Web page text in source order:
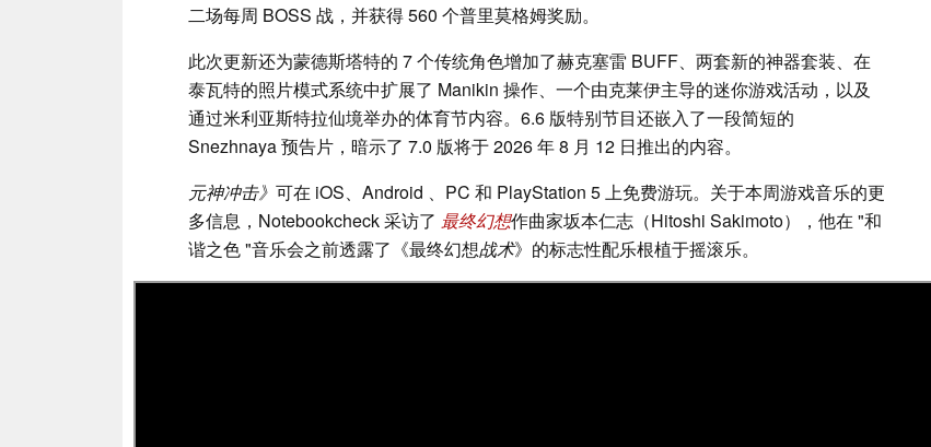
二场每周 BOSS 战，并获得 560 个普里莫格姆奖励。
此次更新还为蒙德斯塔特的 7 个传统角色增加了赫克塞雷 BUFF、两套新的神器套装、在
泰瓦特的照片模式系统中扩展了 Manikin 操作、一个由克莱伊主导的迷你游戏活动，以及
通过米利亚斯特拉仙境举办的体育节内容。6.6 版特别节目还嵌入了一段简短的
Snezhnaya 预告片，暗示了 7.0 版将于 2026 年 8 月 12 日推出的内容。
元神冲击》 可在 iOS、Android 、PC 和 PlayStation 5 上免费游玩。关于本周游戏音乐的更
多信息，Notebookcheck 采访了 最终幻想作曲家坂本仁志（Hitoshi Sakimoto），他在 "和
谐之色 "音乐会之前透露了《最终幻想战术》的标志性配乐根植于摇滚乐。